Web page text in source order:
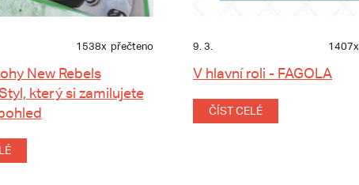
1538x přečteno
New Rebels
který si zamilujete
9. 3. 1407x
V hlavní roli - FAGOLA
ČÍST CELÉ